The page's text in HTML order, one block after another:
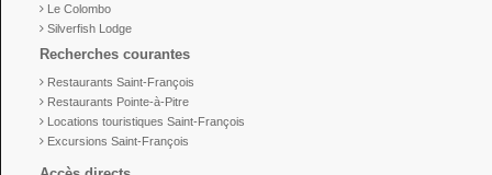
Le Colombo
Silverfish Lodge
Recherches courantes
Restaurants Saint-François
Restaurants Pointe-à-Pitre
Locations touristiques Saint-François
Excursions Saint-François